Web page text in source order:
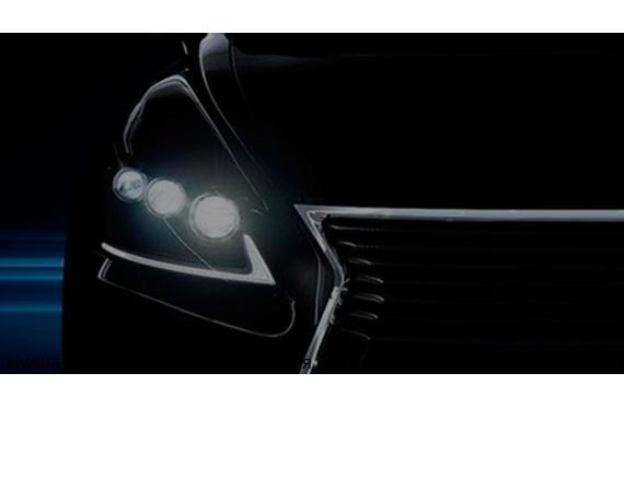
Нужна полировка кузова автомобиля или полировка фар?